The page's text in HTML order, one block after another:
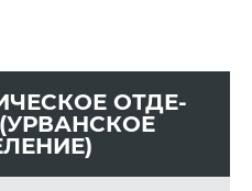
ОТ­ДЕ­